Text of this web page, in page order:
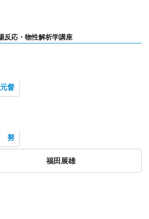
反応・物性解析学講座
督
努
福田展雄